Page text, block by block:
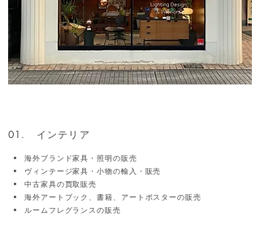
01. インテリア
海外ブランド家具・照明の販売
ヴィンテージ家具・小物の輸入・販売
中古家具の買取販売
海外アートブック、書籍、アートポスターの販売
ルームフレグランスの販売